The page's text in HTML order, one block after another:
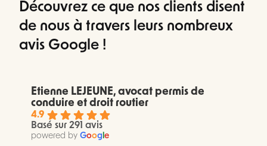
Découvrez ce que nos clients disent
de nous à travers leurs nombreux
avis Google !
Etienne LEJEUNE, avocat permis de
conduire et droit routier
4.9
Basé sur 291 avis
powered by Google